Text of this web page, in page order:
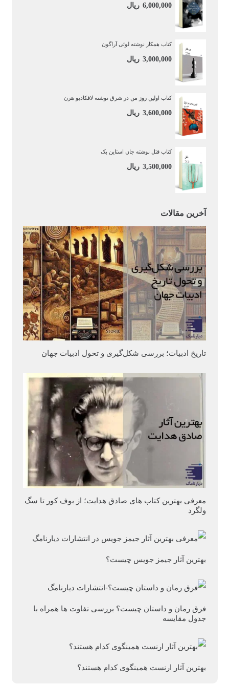
6,000,000 ریال
کتاب همکار نوشته لوئی آراگون
3,000,000 ریال
کتاب اولین روز من در شرق نوشته لافکادیو هرن
3,600,000 ریال
کتاب قتل نوشته جان استاین بک
3,500,000 ریال
آخرین مقالات
تاریخ ادبیات؛ بررسی شکل‌گیری و تحول ادبیات جهان
معرفی بهترین کتاب های صادق هدایت؛ از بوف کور تا سگ
ولگرد
بهترین آثار جیمز جویس چیست؟
فرق رمان و داستان چیست؟ بررسی تفاوت ها همراه با
جدول مقایسه
بهترین آثار ارنست همینگوی کدام هستند؟